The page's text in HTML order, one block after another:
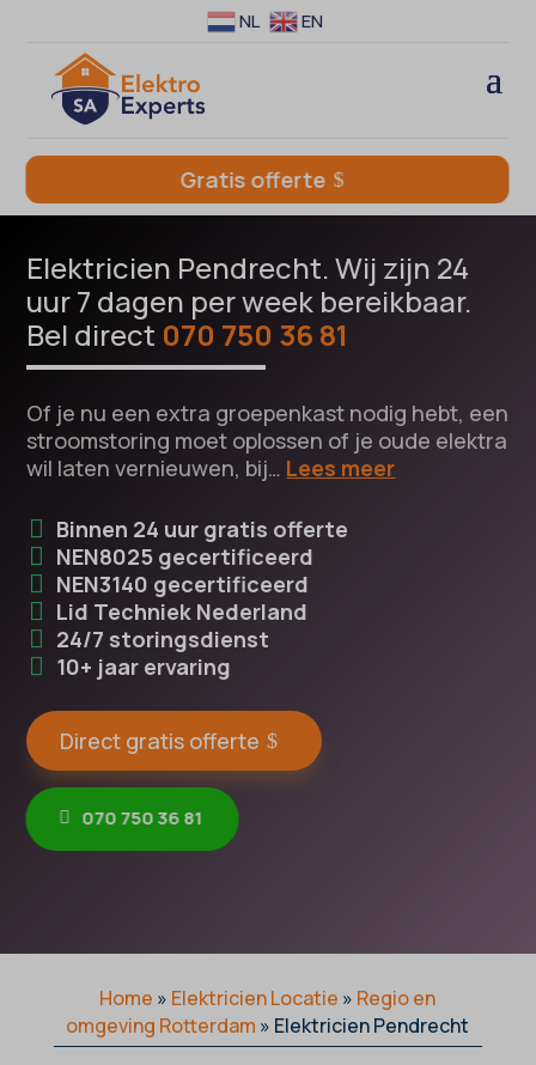
NL EN
Gratis offerte
Elektricien Pendrecht. Wij zijn 24
uur 7 dagen per week bereikbaar.
Bel direct 070 750 36 81
Of je nu een extra groepenkast nodig hebt, een
stroomstoring moet oplossen of je oude elektra
wil laten vernieuwen, bij… Lees meer
Binnen 24 uur gratis offerte
NEN8025 gecertificeerd
NEN3140 gecertificeerd
Lid Techniek Nederland
24/7 storingsdienst
10+ jaar ervaring
Direct gratis offerte
070 750 36 81
Home » Elektricien Locatie » Regio en
omgeving Rotterdam » Elektricien Pendrecht